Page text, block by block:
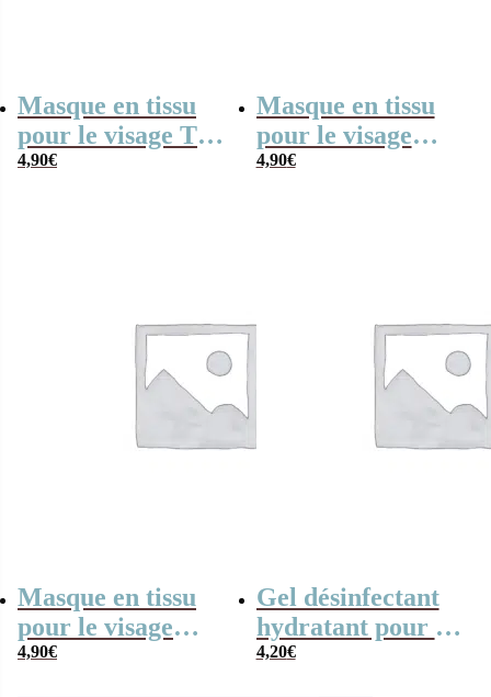
Masque en tissu
pour le visage Taz
– Looney Tunes
4,90€
Masque en tissu
pour le visage
Sylvestre –
4,90€
Masque en tissu
pour le visage
Bugs Bunny –
4,90€
Gel désinfectant
hydratant pour les
mains – Bugs
4,20€